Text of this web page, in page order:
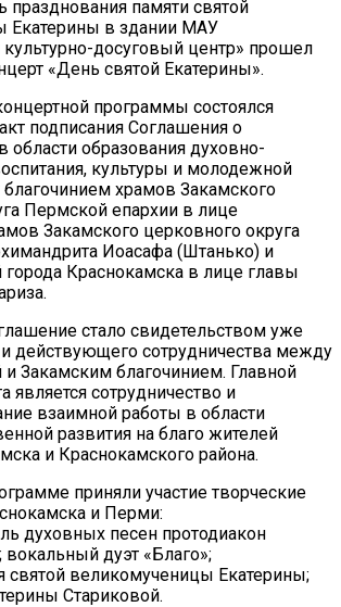
празднования памяти святой
Екатерины в здании МАУ
досуговый центр» прошел
«День святой Екатерины».
программы состоялся
подписания Соглашения о
области образования духовно-
культуры и молодежной
храмов Закамского
Пермской епархии в лице
Закамского церковного округа
Иоасафа (Штанько) и
Краснокамска в лице главы
стало свидетельством уже
действующего сотрудничества между
Закамским благочинием. Главной
является сотрудничество и
взаимной работы в области
развития на благо жителей
и Краснокамского района.
приняли участие творческие
и Перми:
духовных песен протодиакон
дуэт «Благо»;
святой великомученицы Екатерины;
Стариковой.